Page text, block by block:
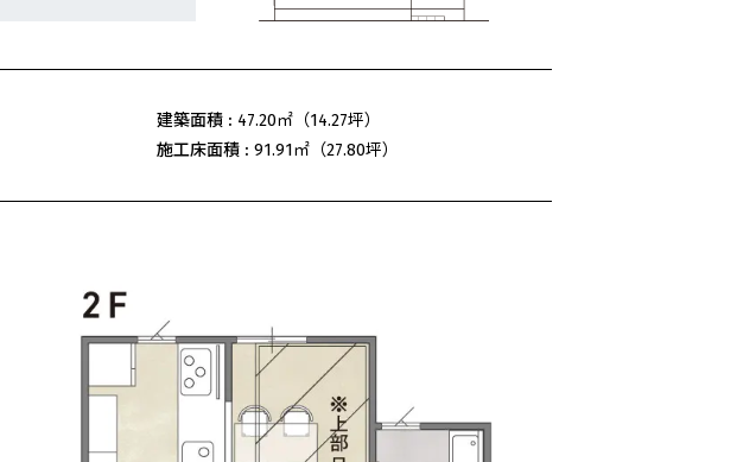
建築面積 : 47.20㎡（14.27坪）
施工床面積 : 91.91㎡（27.80坪）